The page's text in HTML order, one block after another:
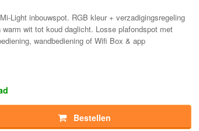
Light inbouwspot. RGB kleur + verzadigingsregeling
wit tot koud daglicht. Losse plafondspot met
wandbediening of Wifi Box & app
Bestellen